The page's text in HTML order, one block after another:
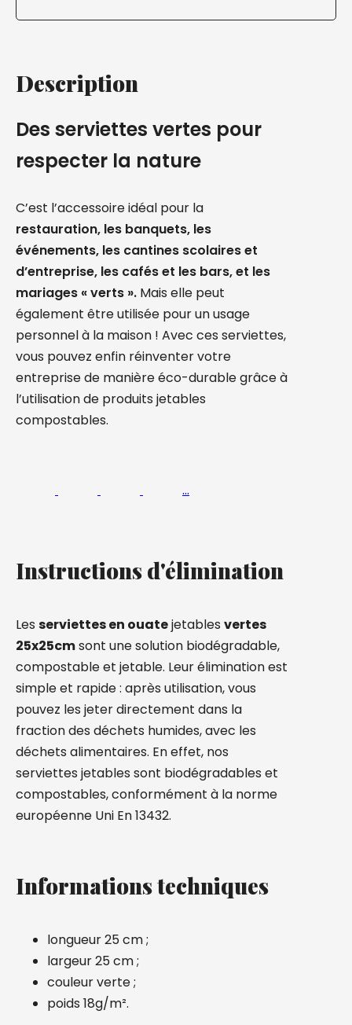
Description
Des serviettes vertes pour
respecter la nature
C’est l’accessoire idéal pour la
restauration, les banquets, les
événements, les cantines scolaires et
d’entreprise, les cafés et les bars, et les
mariages « verts ». Mais elle peut
également être utilisée pour un usage
personnel à la maison ! Avec ces serviettes,
vous pouvez enfin réinventer votre
entreprise de manière éco-durable grâce à
l’utilisation de produits jetables
compostables.
…
Instructions d'élimination
Les serviettes en ouatejetables vertes
25x25cmsont une solution biodégradable,
compostable et jetable. Leur élimination est
simple et rapide : après utilisation, vous
pouvez les jeter directement dans la
fraction des déchets humides, avec les
déchets alimentaires. En effet, nos
serviettes jetables sont biodégradables et
compostables, conformément à la norme
européenne Uni En 13432.
Informations techniques
longueur 25 cm ;
largeur 25 cm ;
couleur verte ;
poids 18g/m².